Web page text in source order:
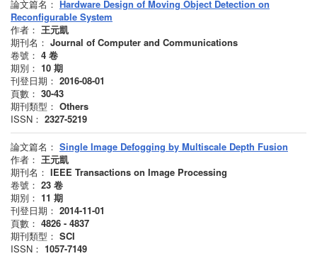
論文篇名： Hardware Design of Moving Object Detection on
Reconfigurable System
作者： 王元凱
期刊名： Journal of Computer and Communications
卷號： 4 卷
期別： 10 期
刊登日期： 2016-08-01
頁數： 30-43
期刊類型： Others
ISSN： 2327-5219
論文篇名： Single Image Defogging by Multiscale Depth Fusion
作者： 王元凱
期刊名： IEEE Transactions on Image Processing
卷號： 23 卷
期別： 11 期
刊登日期： 2014-11-01
頁數： 4826 - 4837
期刊類型： SCI
ISSN： 1057-7149